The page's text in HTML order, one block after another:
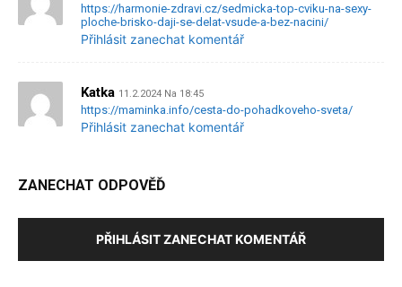
https://harmonie-zdravi.cz/sedmicka-top-cviku-na-sexy-
ploche-brisko-daji-se-delat-vsude-a-bez-nacini/
Přihlásit zanechat komentář
Katka 11.2.2024 Na 18:45
https://maminka.info/cesta-do-pohadkoveho-sveta/
Přihlásit zanechat komentář
ZANECHAT ODPOVĚĎ
PŘIHLÁSIT ZANECHAT KOMENTÁŘ